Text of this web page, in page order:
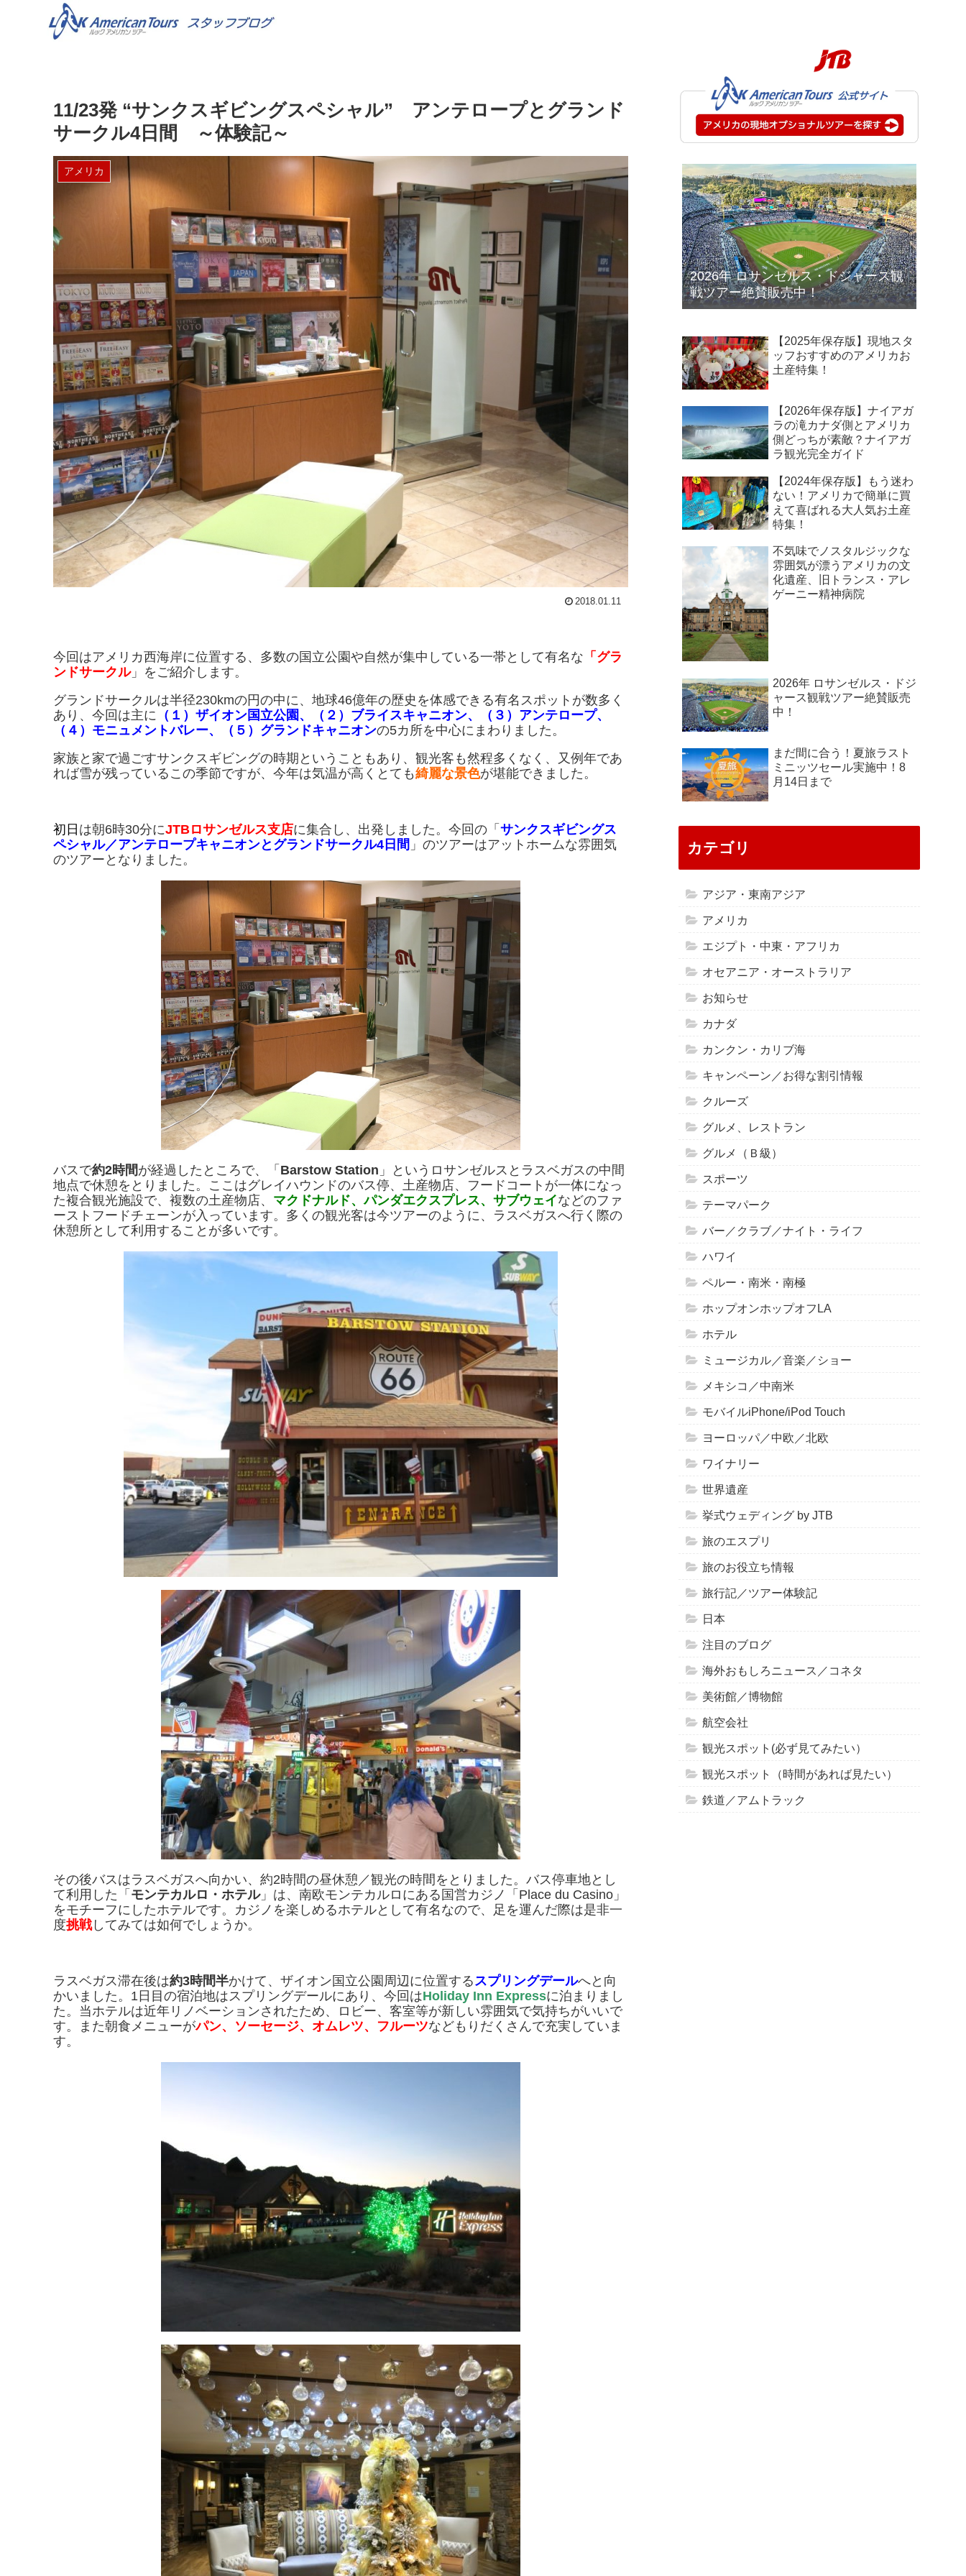
11/23発 “サンクスギビングスペシャル” アンテロープとグランド
サークル4日間 ～体験記～
アメリカ
2018.01.11
今回はアメリカ西海岸に位置する、多数の国立公園や自然が集中している一帯として有名な 「グラ
ンドサークル」をご紹介します。
グランドサークルは半径230kmの円の中に、地球46億年の歴史を体感できる有名スポットが数多く
あり、今回は主に （１）ザイオン国立公園、（２）ブライスキャニオン、（３）アンテロープ、
（４）モニュメントバレー、（５）グランドキャニオンの5カ所を中心にまわりました。
家族と家で過ごすサンクスギビングの時期ということもあり、観光客も然程多くなく、又例年であ
れば雪が残っているこの季節ですが、今年は気温が高くとても綺麗な景色が堪能できました。
初日 は朝6時30分にJTBロサンゼルス支店に集合し、出発しました。今回の「 サンクスギビングス
ペシャル／アンテロープキャニオンとグランドサークル4日間 」のツアーはアットホームな雰囲気
のツアーとなりました。
バスで約2時間が経過したところで、「 Barstow Station 」というロサンゼルスとラスベガスの中間
地点で休憩をとりました。ここはグレイハウンドのバス停、土産物店、フードコートが一体になっ
た複合観光施設で、複数の土産物店、 マクドナルド、パンダエクスプレス、サブウェイなどのファ
ーストフードチェーンが入っています。多くの観光客は今ツアーのように、ラスベガスへ行く際の
休憩所として利用することが多いです。
その後バスはラスベガスへ向かい、約2時間の昼休憩／観光の時間をとりました。バス停車地とし
て利用した「 モンテカルロ・ホテル」は、南欧モンテカルロにある国営カジノ「Place du Casino」
をモチーフにしたホテルです。カジノを楽しめるホテルとして有名なので、足を運んだ際は是非一
度挑戦してみては如何でしょうか。
ラスベガス滞在後は約3時間半かけて、ザイオン国立公園周辺に位置するスプリングデールへと向
かいました。1日目の宿泊地はスプリングデールにあり、今回はHoliday Inn Expressに泊まりまし
た。当ホテルは近年リノベーションされたため、ロビー、客室等が新しい雰囲気で気持ちがいいで
す。また朝食メニューがパン、ソーセージ、オムレツ、フルーツなどもりだくさんで充実していま
す。
2026年 ロサンゼルス・ドジャース観
戦ツアー絶賛販売中！
【2025年保存版】現地スタ
ッフおすすめのアメリカお
土産特集！
【2026年保存版】ナイアガ
ラの滝カナダ側とアメリカ
側どっちが素敵？ナイアガ
ラ観光完全ガイド
【2024年保存版】もう迷わ
ない！アメリカで簡単に買
えて喜ばれる大人気お土産
特集！
不気味でノスタルジックな
雰囲気が漂うアメリカの文
化遺産、旧トランス・アレ
ゲーニー精神病院
2026年 ロサンゼルス・ドジ
ャース観戦ツアー絶賛販売
中！
まだ間に合う！夏旅ラスト
ミニッツセール実施中！8
月14日まで
カテゴリ
アジア・東南アジア
アメリカ
エジプト・中東・アフリカ
オセアニア・オーストラリア
お知らせ
カナダ
カンクン・カリブ海
キャンペーン／お得な割引情報
クルーズ
グルメ、レストラン
グルメ（Ｂ級）
スポーツ
テーマパーク
バー／クラブ／ナイト・ライフ
ハワイ
ペルー・南米・南極
ホップオンホップオフLA
ホテル
ミュージカル／音楽／ショー
メキシコ／中南米
モバイルiPhone/iPod Touch
ヨーロッパ／中欧／北欧
ワイナリー
世界遺産
挙式ウェディング by JTB
旅のエスプリ
旅のお役立ち情報
旅行記／ツアー体験記
日本
注目のブログ
海外おもしろニュース／コネタ
美術館／博物館
航空会社
観光スポット(必ず見てみたい）
観光スポット（時間があれば見たい）
鉄道／アムトラック